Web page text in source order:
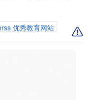
优秀教育网站